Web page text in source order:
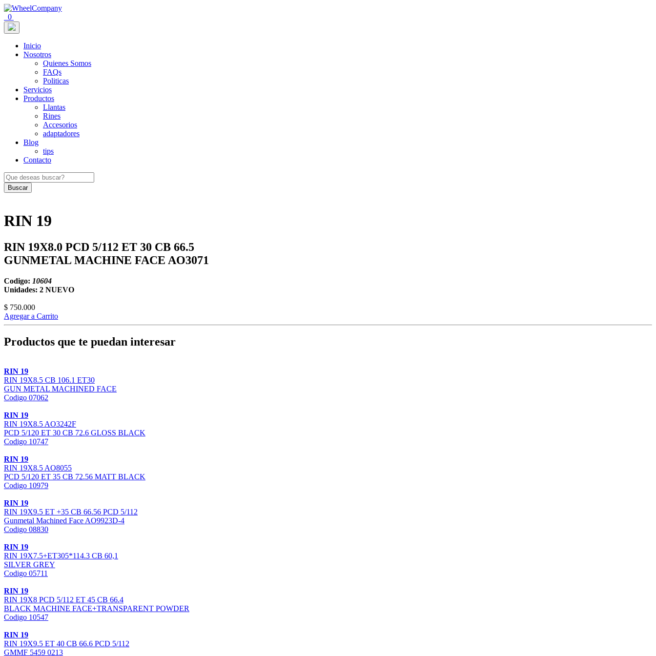
0
Inicio
Nosotros
Quienes Somos
FAQs
Politicas
Servicios
Productos
Llantas
Rines
Accesorios
adaptadores
Blog
tips
Contacto
Buscar
RIN 19
RIN 19X8.0 PCD 5/112 ET 30 CB 66.5
GUNMETAL MACHINE FACE AO3071
Codigo: 10604
Unidades: 2 NUEVO
$ 750.000
Agregar a Carrito
Productos que te puedan interesar
RIN 19
RIN 19X8.5 CB 106.1 ET30
GUN METAL MACHINED FACE
Codigo 07062
RIN 19
RIN 19X8.5 AO3242F
PCD 5/120 ET 30 CB 72.6 GLOSS BLACK
Codigo 10747
RIN 19
RIN 19X8.5 AO8055
PCD 5/120 ET 35 CB 72.56 MATT BLACK
Codigo 10979
RIN 19
RIN 19X9.5 ET +35 CB 66.56 PCD 5/112
Gunmetal Machined Face AO9923D-4
Codigo 08830
RIN 19
RIN 19X7.5+ET305*114.3 CB 60,1
SILVER GREY
Codigo 05711
RIN 19
RIN 19X8 PCD 5/112 ET 45 CB 66.4
BLACK MACHINE FACE+TRANSPARENT POWDER
Codigo 10547
RIN 19
RIN 19X9.5 ET 40 CB 66.6 PCD 5/112
GMMF 5459 0213